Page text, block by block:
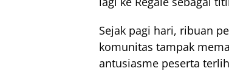
Sejak pagi hari, ribuan
komunitas tampak
antusiasme peserta